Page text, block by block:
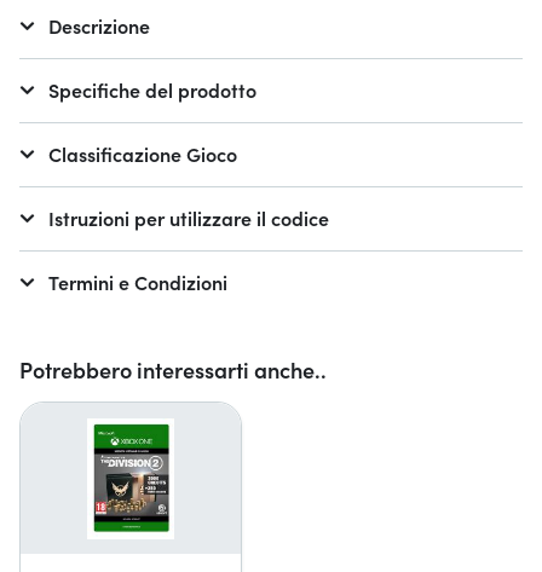
Potrebbero interessarti anche..
Descrizione
Specifiche del prodotto
Classificazione Gioco
Istruzioni per utilizzare il codice
Termini e Condizioni